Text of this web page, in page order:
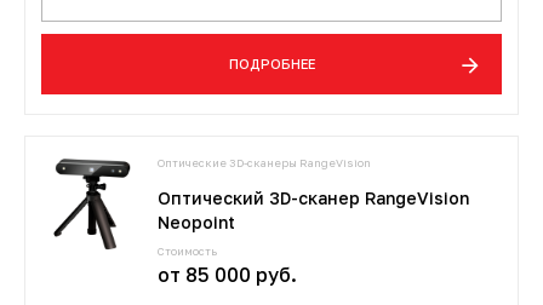
ПОДРОБНЕЕ
Оптические 3D-сканеры RangeVision
Оптический 3D-сканер RangeVision
Neopoint
Стоимость
от 85 000 руб.